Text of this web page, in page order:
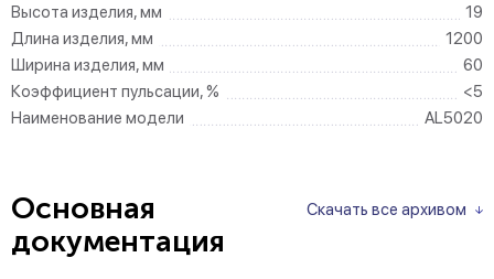
Высота изделия, мм
19
Длина изделия, мм
1200
Ширина изделия, мм
60
Коэффициент пульсации, %
<5
Наименование модели
AL5020
Скачать все архивом
Основная
документация